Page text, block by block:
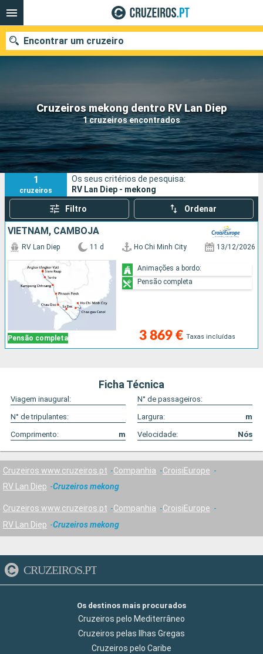
Cruzeiros mekong dentro RV Lan Diep
1 cruzeiros encontrados
Encontrar um cruzeiro
Quando ir?
Data de partida
Portos Companhias
Pesquisar
1
cruzeiros
Os seus critérios de pesquisa:
RV Lan Diep - mekong
Filtro Ordenar
VIETNAM, CAMBOJA
Pensão completa
RV Lan Diep 11 d Ho Chi Minh City 13/12/2026
3 869 € Taxas incluídas
Animações a bordo:
Pensão completa
Ficha Técnica
Viagem inaugural:
N° de passageiros:
N° de tripulantes:
Largura:
m
Comprimento:
m Velocidade: Nós
Cruzeiros www.cruzeiros.pt Companhia
CroisiEurope
RV Lan Diep
Cruzeiros mekong
Cruzeiros www.cruzeiros.pt Companhia
CroisiEurope
RV Lan Diep
Cruzeiros mekong
CRUZEIROS.PT
Os destinos mais procurados
Cruzeiros pelo Mediterrâneo
Cruzeiros pelas Ilhas Gregas
Cruzeiros pelo Caribe